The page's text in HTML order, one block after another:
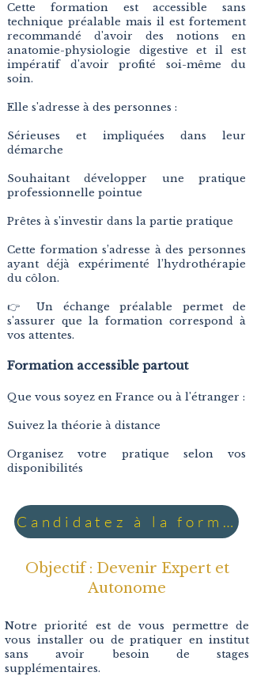
Cette formation est accessible sans
technique préalable mais il est fortement
recommandé d'avoir des notions en
anatomie-physiologie digestive et il est
impératif d'avoir profité soi-même du
soin.
Elle s'adresse à des personnes :
Sérieuses et impliquées dans leur
démarche
Souhaitant développer une pratique
professionnelle pointue
Prêtes à s'investir dans la partie pratique
Cette formation s’adresse à des personnes
ayant déjà expérimenté l’hydrothérapie
du côlon.
👉 Un échange préalable permet de
s'assurer que la formation correspond à
vos attentes.
Formation accessible partout
Que vous soyez en France ou à l'étranger :
Suivez la théorie à distance
Organisez votre pratique selon vos
disponibilités
Candidatez à la formation
Objectif : Devenir Expert et
Autonome
Notre priorité est de vous permettre de
vous installer ou de pratiquer en institut
sans avoir besoin de stages
supplémentaires.